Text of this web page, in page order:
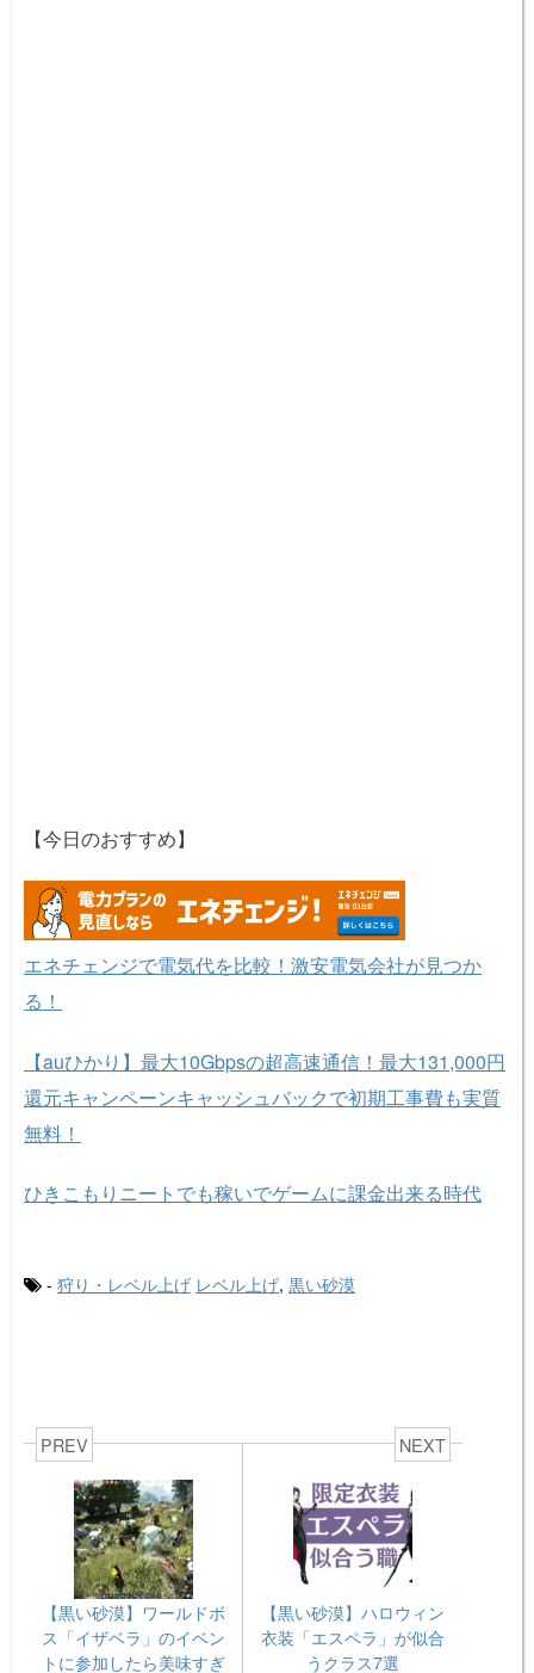
【今日のおすすめ】
エネチェンジで電気代を比較！激安電気会社が見つか
る！
【auひかり】最大10Gbpsの超高速通信！最大131,000円
還元キャンペーンキャッシュバックで初期工事費も実質
無料！
ひきこもりニートでも稼いでゲームに課金出来る時代
- 狩り・レベル上げ レベル上げ, 黒い砂漠
PREV
【黒い砂漠】ワールドボ
ス「イザベラ」のイベン
トに参加したら美味すぎ
NEXT
【黒い砂漠】ハロウィン
衣装「エスペラ」が似合
うクラス7選